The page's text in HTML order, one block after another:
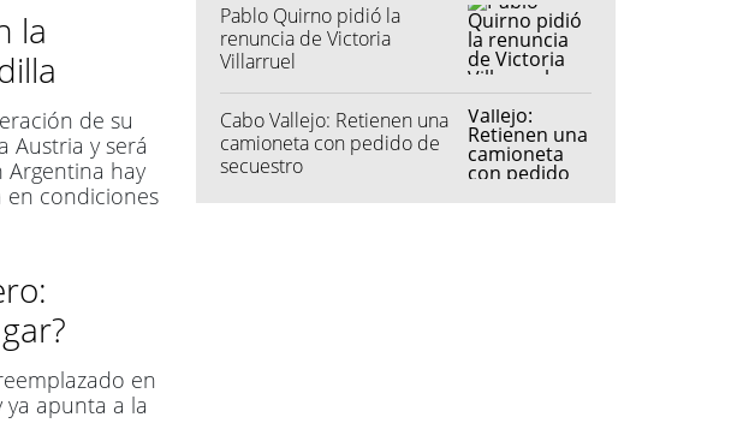
la
de su
Austria y será
Argentina hay
en condiciones
en
apunta a la
Pablo Quirno pidió la
renuncia de Victoria
Villarruel
Cabo Vallejo: Retienen una
camioneta con pedido de
secuestro